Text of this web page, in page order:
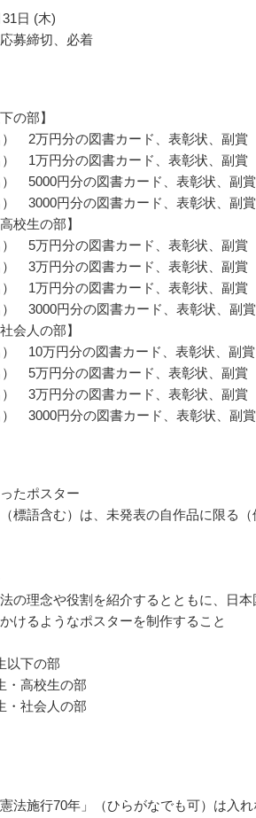
日 (木)
募締切、必着
の部】
） 2万円分の図書カード、表彰状、副賞
） 1万円分の図書カード、表彰状、副賞
） 5000円分の図書カード、表彰状、副賞
） 3000円分の図書カード、表彰状、副賞
校生の部】
） 5万円分の図書カード、表彰状、副賞
） 3万円分の図書カード、表彰状、副賞
） 1万円分の図書カード、表彰状、副賞
） 3000円分の図書カード、表彰状、副賞
会人の部】
） 10万円分の図書カード、表彰状、副賞
） 5万円分の図書カード、表彰状、副賞
） 3万円分の図書カード、表彰状、副賞
） 3000円分の図書カード、表彰状、副賞
たポスター
標語含む）は、未発表の自作品に限る
の理念や役割を紹介するとともに、日
けるようなポスターを制作すること
以下の部
・高校生の部
・社会人の部
法施行70年」（ひらがなでも可）は入